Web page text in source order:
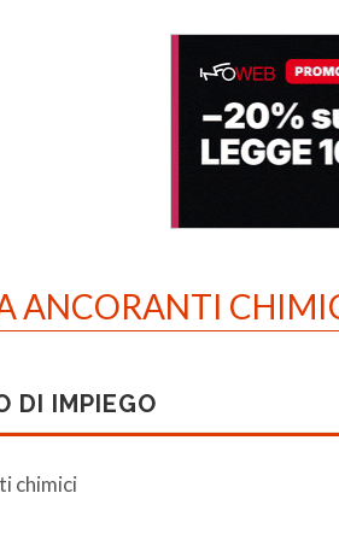
ANCORANTI
DI IMPIEGO
chimici